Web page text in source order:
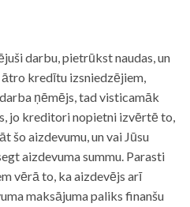
darbu, pietrūkst naudas, un
kredītu izsniedzējiem,
ņēmējs, tad visticamāk
jo kreditori nopietni izvērtē to,
šo aizdevumu, un vai Jūsu
aizdevuma summu. Parasti
vērā to, ka aizdevējs arī
maksājuma paliks finanšu